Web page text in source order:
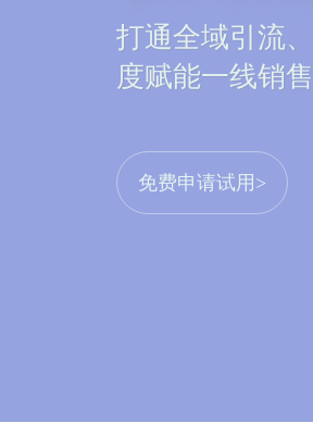
服装专属小程
库存、订单等
免费申请试用>